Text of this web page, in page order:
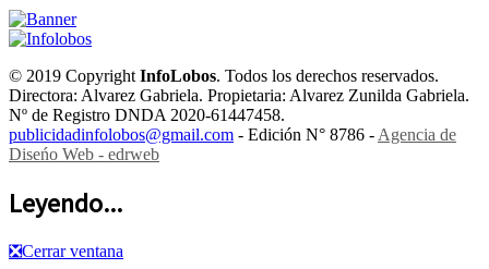
© 2019 CopyrightInfoLobos. Todos los derechos reservados.
Directora: Alvarez Gabriela. Propietaria: Alvarez Zunilda Gabriela.
Nº de Registro DNDA 2020-61447458.
publicidadinfolobos@gmail.com - Edición N° 8786 -Agencia de
Diseńo Web - edrweb
Leyendo...
❎Cerrar ventana